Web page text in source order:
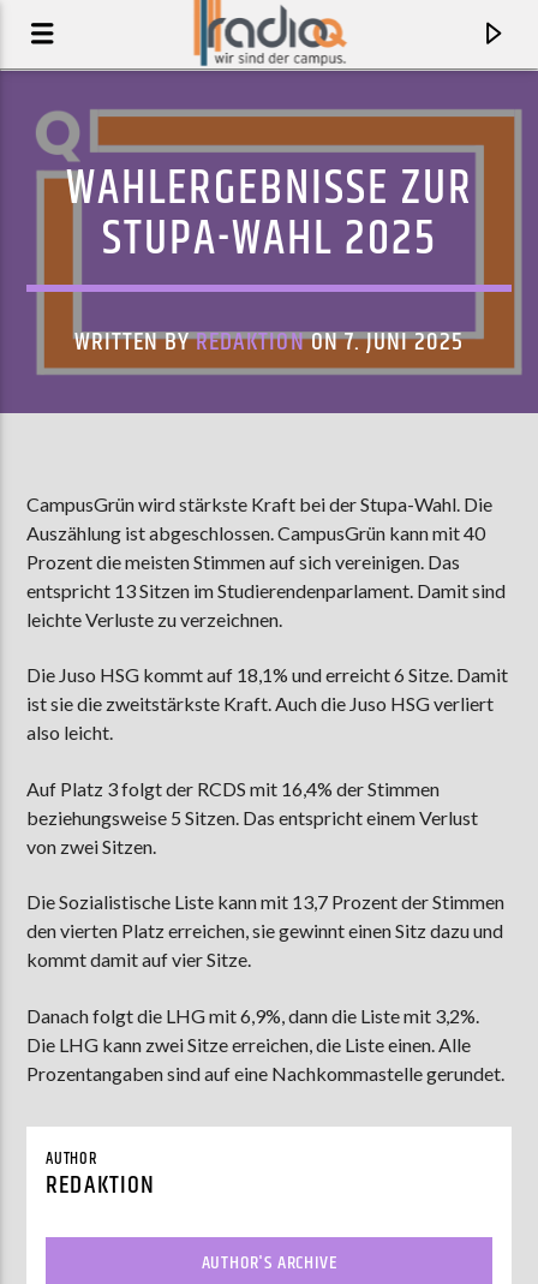
INDEPENDENCE STREET
STEPHEN MALKMUS & THE JICKS
MOEBIUS
00:00 18:00
ZU HÖREN INMünster90,9 MHzSteinfurt103,9 MHz
WAHLERGEBNISSE ZUR
STUPA-WAHL 2025
WRITTEN BYREDAKTIONON 7. JUNI 2025
CampusGrün wird stärkste Kraft bei der Stupa-Wahl. Die
Auszählung ist abgeschlossen. CampusGrün kann mit 40
Prozent die meisten Stimmen auf sich vereinigen. Das
entspricht 13 Sitzen im Studierendenparlament. Damit sind
leichte Verluste zu verzeichnen.
Die Juso HSG kommt auf 18,1% und erreicht 6 Sitze. Damit
ist sie die zweitstärkste Kraft. Auch die Juso HSG verliert
also leicht.
Auf Platz 3 folgt der RCDS mit 16,4% der Stimmen
beziehungsweise 5 Sitzen. Das entspricht einem Verlust
von zwei Sitzen.
Die Sozialistische Liste kann mit 13,7 Prozent der Stimmen
den vierten Platz erreichen, sie gewinnt einen Sitz dazu und
kommt damit auf vier Sitze.
Danach folgt die LHG mit 6,9%, dann die Liste mit 3,2%.
Die LHG kann zwei Sitze erreichen, die Liste einen. Alle
Prozentangaben sind auf eine Nachkommastelle gerundet.
AUTHOR
REDAKTION
AUTHOR'S ARCHIVE